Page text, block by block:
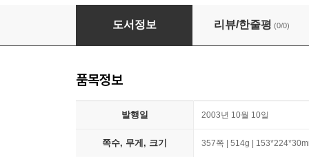
휴일의 에세이
도서정보 리뷰/한줄평 (0/0)
품목정보
발행일 2003년 10월 10일
쪽수, 무게, 크기 357쪽 | 514g |